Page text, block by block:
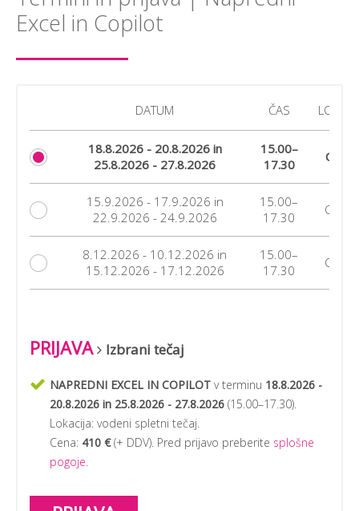
Excel in Copilot
DATUM ČAS
18.8.2026 - 20.8.2026 in
25.8.2026 - 27.8.2026
15.00–
17.30
Online
15.9.2026 - 17.9.2026 in
22.9.2026 - 24.9.2026
15.00–
17.30
8.12.2026 - 10.12.2026 in
15.12.2026 - 17.12.2026
15.00–
17.30
PRIJAVA Izbrani tečaj
NAPREDNI EXCEL IN COPILOT v terminu 18.8.2026 -
20.8.2026 in 25.8.2026 - 27.8.2026 (15.00–17.30).
Lokacija: vodeni spletni tečaj.
Cena: 410 €(+ DDV). Pred prijavo preberite splošne
pogoje.